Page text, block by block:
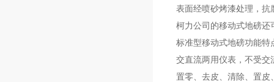
表面经喷砂烤漆处理，抗
柯力公司的移动式地磅
标准型移动式地磅功能特
交直流两用仪表，不受交
置零、去皮、清除、置皮